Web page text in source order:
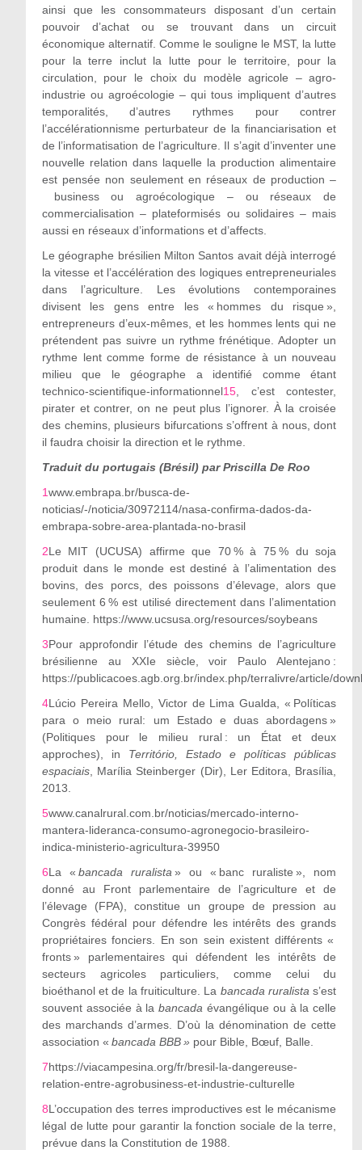
ainsi que les consommateurs disposant d’un certain
pouvoir d’achat ou se trouvant dans un circuit
économique alternatif. Comme le souligne le MST, la lutte
pour la terre inclut la lutte pour le territoire, pour la
circulation, pour le choix du modèle agricole – agro-
industrie ou agroécologie – qui tous impliquent d’autres
temporalités, d’autres rythmes pour contrer
l’accélérationnisme perturbateur de la financiarisation et
de l’informatisation de l’agriculture. Il s’agit d’inventer une
nouvelle relation dans laquelle la production alimentaire
est pensée non seulement en réseaux de production –
business ou agroécologique – ou réseaux de
commercialisation – plateformisés ou solidaires – mais
aussi en réseaux d’informations et d’affects.
Le géographe brésilien Milton Santos avait déjà interrogé
la vitesse et l’accélération des logiques entrepreneuriales
dans l’agriculture. Les évolutions contemporaines
divisent les gens entre les « hommes du risque »,
entrepreneurs d’eux-mêmes, et les hommes lents qui ne
prétendent pas suivre un rythme frénétique. Adopter un
rythme lent comme forme de résistance à un nouveau
milieu que le géographe a identifié comme étant
technico-scientifique-informationnel15, c’est contester,
pirater et contrer, on ne peut plus l’ignorer. À la croisée
des chemins, plusieurs bifurcations s’offrent à nous, dont
il faudra choisir la direction et le rythme.
Traduit du portugais (Brésil) par Priscilla De Roo
1www.embrapa.br/busca-de-
noticias/-/noticia/30972114/nasa-confirma-dados-da-
embrapa-sobre-area-plantada-no-brasil
2Le MIT (UCUSA) affirme que 70 % à 75 % du soja
produit dans le monde est destiné à l’alimentation des
bovins, des porcs, des poissons d’élevage, alors que
seulement 6 % est utilisé directement dans l’alimentation
humaine. https://www.ucsusa.org/resources/soybeans
3Pour approfondir l’étude des chemins de l’agriculture
brésilienne au XXIe siècle, voir Paulo Alentejano :
https://publicacoes.agb.org.br/index.php/terralivre/article/
4Lúcio Pereira Mello, Victor de Lima Gualda,« Políticas
para o meio rural: um Estado e duas abordagens »
(Politiques pour le milieu rural : un État et deux
approches), in
Território, Estado e políticas públicas
espaciais, Marília Steinberger (Dir), Ler Editora, Brasília,
2013.
5www.canalrural.com.br/noticias/mercado-interno-
mantera-lideranca-consumo-agronegocio-brasileiro-
indica-ministerio-agricultura-39950
6La « bancada ruralista » ou « banc ruraliste », nom
donné au Front parlementaire de l’agriculture et de
l’élevage (FPA), constitue un groupe de pression au
Congrès fédéral pour défendre les intérêts des grands
propriétaires fonciers. En son sein existent différents «
fronts » parlementaires qui défendent les intérêts de
secteurs agricoles particuliers, comme celui du
bioéthanol et de la fruiticulture. La bancada ruralista s’est
souvent associée à labancada évangélique ou à la celle
des marchands d’armes. D’où la dénomination de cette
association « bancada BBB » pour Bible, Bœuf, Balle.
7https://viacampesina.org/fr/bresil-la-dangereuse-
relation-entre-agrobusiness-et-industrie-culturelle
8L ’occupation des terres improductives est le mécanisme
légal de lutte pour garantir la fonction sociale de la terre,
prévue dans la Constitution de 1988.